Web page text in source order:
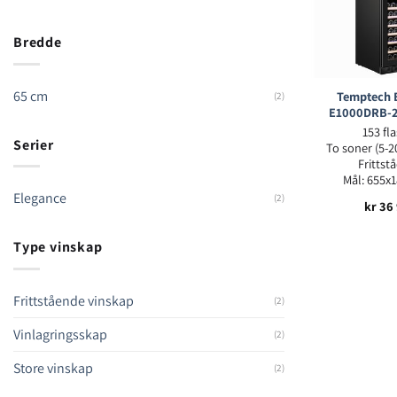
Bredde
65 cm (2)
Serier
Elegance (2)
Type vinskap
Frittstående vinskap (2)
Vinlagringsskap (2)
Store vinskap (2)
Temptech
153
To soner (5-
Mål:
kr36